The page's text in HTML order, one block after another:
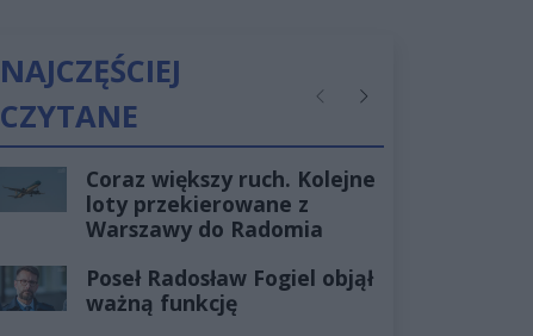
NAJCZĘŚCIEJ
CZYTANE
PoprzednieNastępne
Coraz większy ruch. Kolejne
loty przekierowane z
Warszawy do Radomia
Poseł Radosław Fogiel objął
ważną funkcję